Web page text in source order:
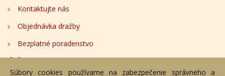
Kontaktujte nás
Objednávka dražby
Bezplatné poradenstvo
Adresa
Súbory cookies používame na zabezpečenie správneho a